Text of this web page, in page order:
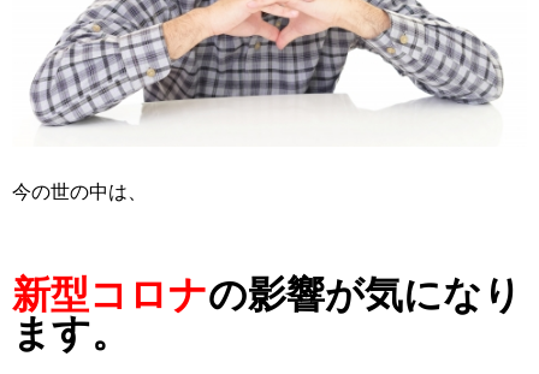
今の世の中は、
新型コロナの影響が気になり
ます。